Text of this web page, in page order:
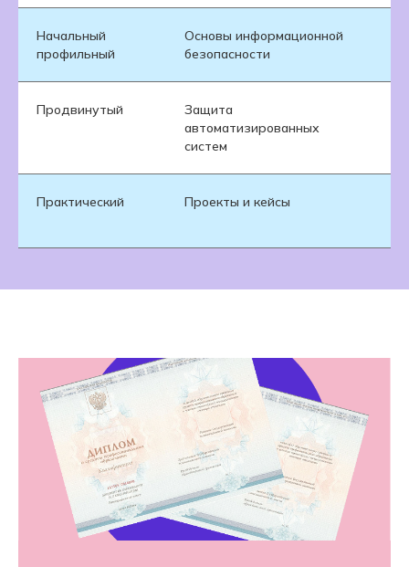
Начальный
профильный
Основы информационной
безопасности
Продвинутый
Защита
автоматизированных
систем
Практический Проекты и кейсы